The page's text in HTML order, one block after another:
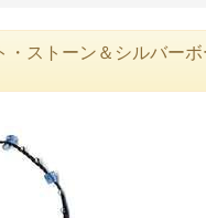
・ストーン＆シルバー